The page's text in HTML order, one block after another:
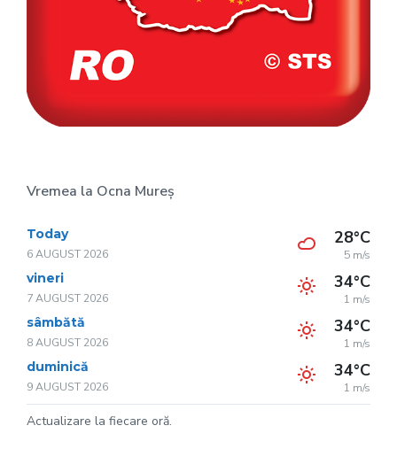
Vremea la Ocna Mureș
Today
6 AUGUST 2026
28°C
5 m/s
vineri
7 AUGUST 2026
34°C
1 m/s
sâmbătă
8 AUGUST 2026
34°C
1 m/s
duminică
9 AUGUST 2026
34°C
1 m/s
Actualizare la fiecare oră.